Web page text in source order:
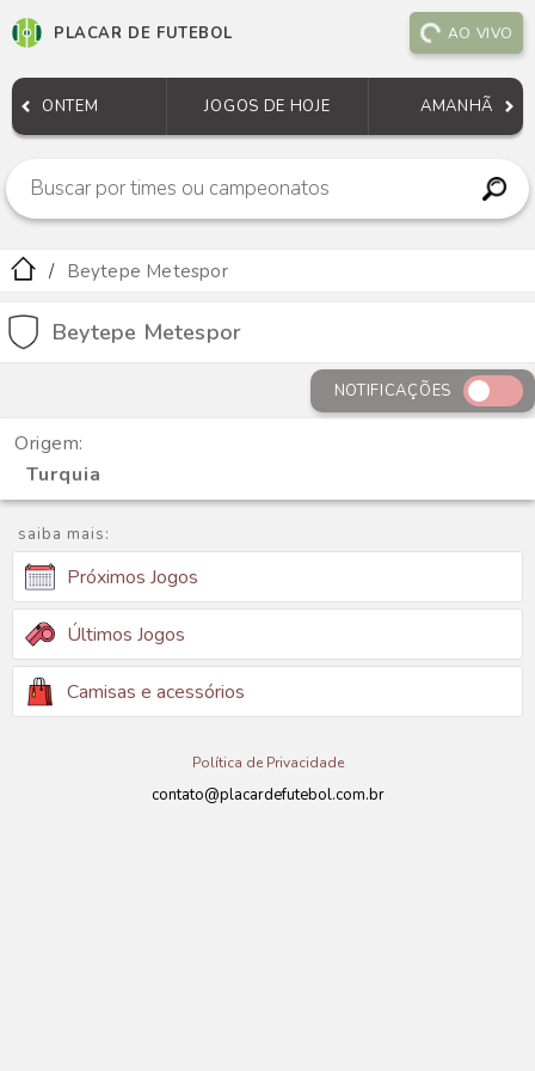
PLACAR DE FUTEBOL AO VIVO
ONTEM JOGOS DE HOJE AMANHÃ
Beytepe Metespor
Beytepe Metespor
NOTIFICAÇÕES
Origem:
Turquia
saiba mais:
Próximos Jogos
Últimos Jogos
Camisas e acessórios
Política de Privacidade
contato@placardefutebol.com.br